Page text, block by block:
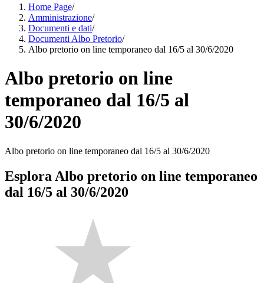
Home Page/
Amministrazione/
Documenti e dati/
Documenti Albo Pretorio/
Albo pretorio on line temporaneo dal 16/5 al 30/6/2020
Albo pretorio on line
temporaneo dal 16/5 al
30/6/2020
Albo pretorio on line temporaneo dal 16/5 al 30/6/2020
Esplora Albo pretorio on line temporaneo
dal 16/5 al 30/6/2020